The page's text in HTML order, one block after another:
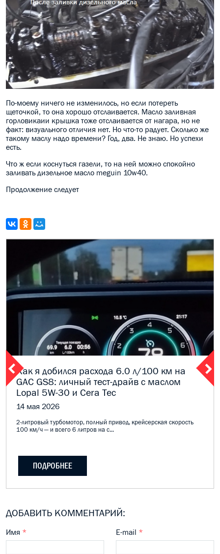
По-моему ничего не изменилось, но если потереть
щеточкой, то она хорошо отслаивается. Масло заливная
горловикаии крышка тоже отслаивается от нагара, но не
факт: визуального отличия нет. Но что-то радует. Сколько же
такому маслу надо времени? Год, два. Не знаю. Но успехи
есть.
Что ж если коснуться газели, то на ней можно спокойно
заливать дизельное масло meguin 10w40.
Продолжение следует
Как я добился расхода 6.0 л/100 км на
GAC GS8: личный тест-драйв с маслом
Lopal 5W-30 и Cera Tec
14 мая 2026
2-литровый турбомотор, полный привод, крейсерская скорость
100 км/ч — и всего 6 литров на с...
ПОДРОБНЕЕ
ДОБАВИТЬ КОММЕНТАРИЙ:
Имя * E-mail *